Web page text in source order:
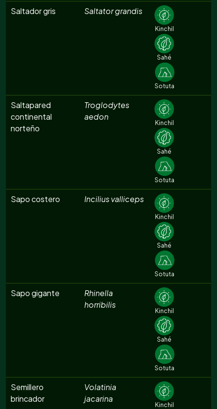
Saltador gris Saltator grandis
Kinchil
Sahé
Sotuta
Saltapared
continental
norteño
Troglodytes
aedon
Kinchil
Sahé
Sotuta
Sapo costero Incilius valliceps
Kinchil
Sahé
Sotuta
Sapo gigante
Rhinella
horribilis
Kinchil
Sahé
Sotuta
Semillero
brincador
Volatinia
jacarina
Kinchil